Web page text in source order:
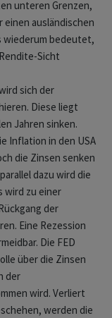
unteren Grenzen,
einen ausländischen
wiederum bedeutet,
Sicht
sich der
Diese liegt
Jahren sinken.
Inflation in den USA
die Zinsen senken
dazu wird die
wird zu einer
der
Eine Rezession
Die FED
über die Zinsen
der
wird. Verliert
werden die